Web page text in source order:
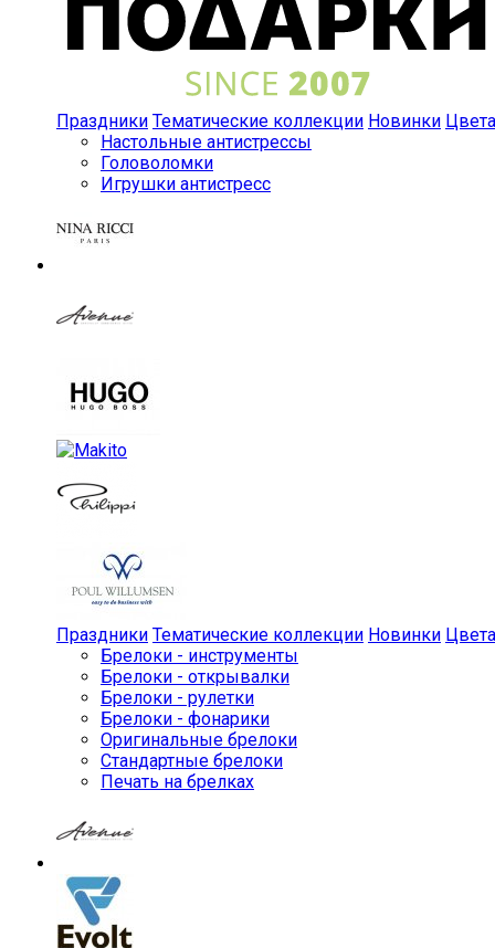
Праздники Тематические коллекции Новинки Цвета
Настольные антистрессы
Головоломки
Игрушки антистресс
Праздники Тематические коллекции Новинки Цвета
Брелоки - инструменты
Брелоки - открывалки
Брелоки - рулетки
Брелоки - фонарики
Оригинальные брелоки
Стандартные брелоки
Печать на брелках